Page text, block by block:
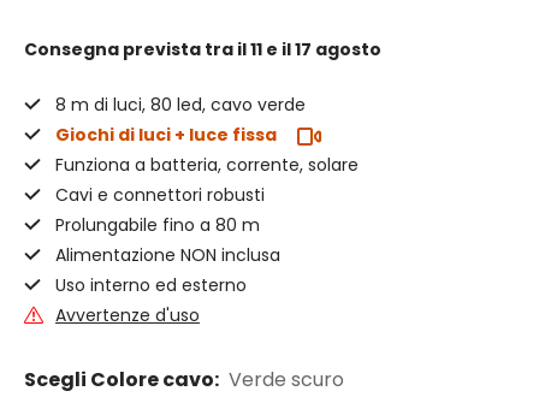
Consegna prevista tra il 11 e il 17 agosto
8 m di luci, 80 led, cavo verde
Giochi di luci + luce fissa
Funziona a batteria, corrente, solare
Cavi e connettori robusti
Prolungabile fino a 80 m
Alimentazione NON inclusa
Uso interno ed esterno
Avvertenze d'uso
Scegli Colore cavo: Verde scuro